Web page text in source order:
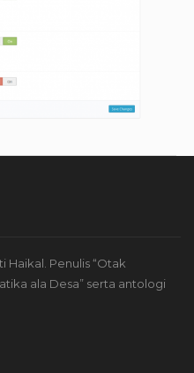
Haikal. Penulis “Otak
ala Desa” serta antologi